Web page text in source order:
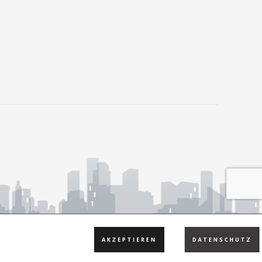
AKZEPTIEREN DATENSCHUTZ